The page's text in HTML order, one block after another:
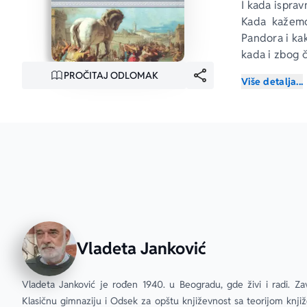
PROČITAJ ODLOMAK
I kada
Kada
Pandora i
kada i zbog
machina i ko
okvire
Iza svake
nekom
delima
Više detalja...
Vladeta Janković
Vladeta Janković je rođen 1940. u Beogradu, gde živi i radi.
Klasičnu gimnaziju i Odsek za opštu književnost sa teorijom